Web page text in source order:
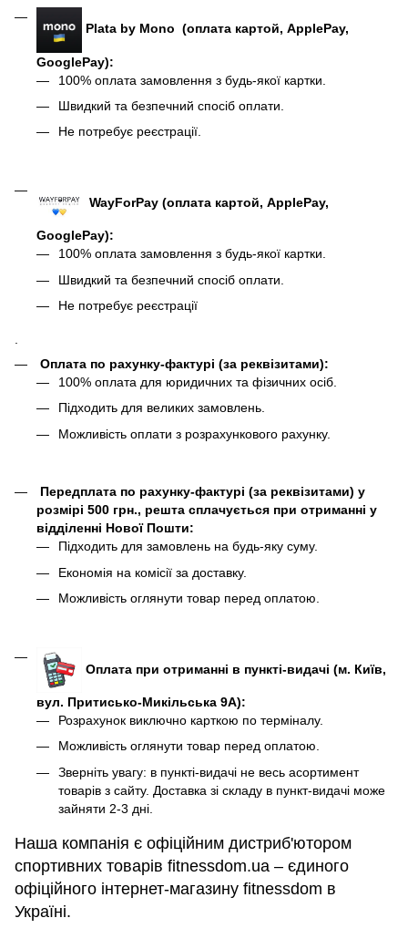
Plata by Mono (оплата картой, ApplePay,
GooglePay):
100% оплата замовлення з будь-якої картки.
Швидкий та безпечний спосіб оплати.
Не потребує реєстрації.
WayForPay (оплата картой, ApplePay,
GooglePay):
100% оплата замовлення з будь-якої картки.
Швидкий та безпечний спосіб оплати.
Не потребує реєстрації
Оплата по рахунку-фактурі (за реквізитами):
100% оплата для юридичних та фізичних осіб.
Підходить для великих замовлень.
Можливість оплати з розрахункового рахунку.
Передплата по рахунку-фактурі (за реквізитами) у
розмірі 500 грн., решта сплачується при отриманні у
відділенні Нової Пошти:
Підходить для замовлень на будь-яку суму.
Економія на комісії за доставку.
Можливість оглянути товар перед оплатою.
Оплата при отриманні в пункті-видачі (м. Київ,
вул. Притисько-Микільська 9А):
Розрахунок виключно карткою по терміналу.
Можливість оглянути товар перед оплатою.
Зверніть увагу: в пункті-видачі не весь асортимент
товарів з сайту. Доставка зі складу в пункт-видачі може
зайняти 2-3 дні.
Наша компанія є офіційним дистриб'ютором
спортивних товарів fitnessdom.ua – єдиного
офіційного інтернет-магазину fitnessdom в
Україні.